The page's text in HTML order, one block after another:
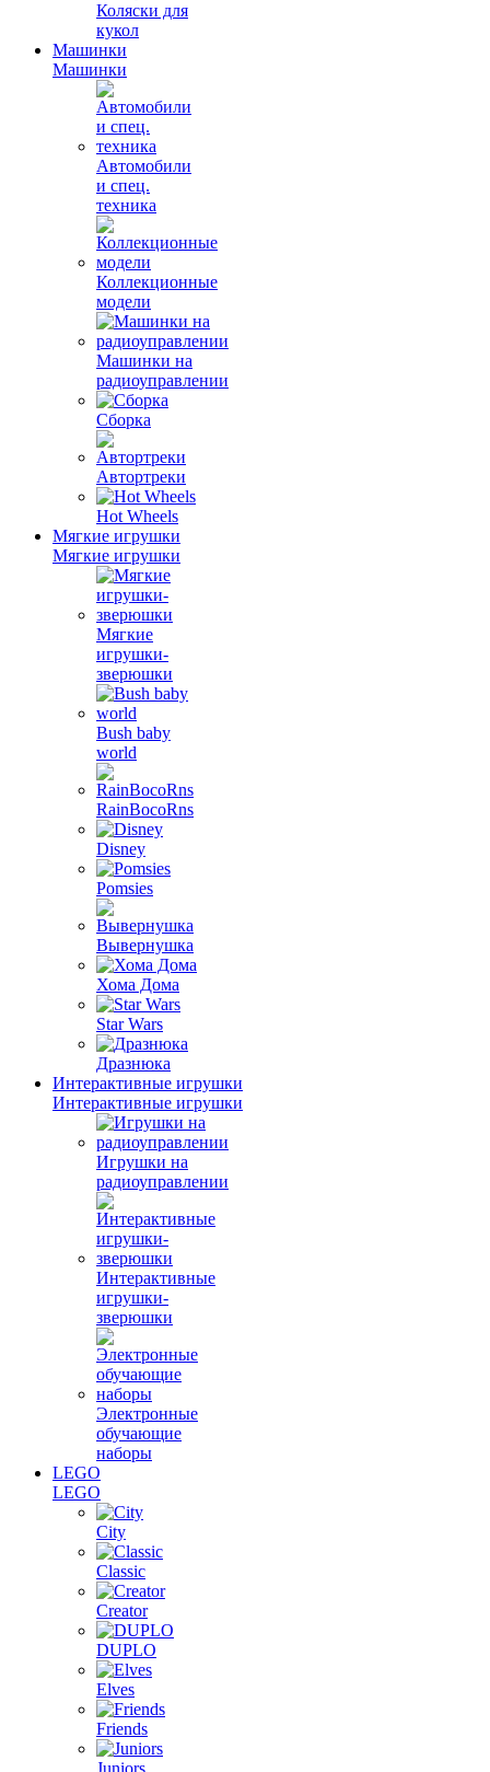
Коляски для
кукол
Машинки
Машинки
Автомобили
и спец.
техника
Коллекционные
модели
Машинки на
радиоуправлении
Сборка
Автортреки
Hot Wheels
Мягкие игрушки
Мягкие игрушки
Мягкие
игрушки-
зверюшки
Bush baby
world
RainBocoRns
Disney
Pomsies
Вывернушка
Хома Дома
Star Wars
Дразнюка
Интерактивные игрушки
Интерактивные игрушки
Игрушки на
радиоуправлении
Интерактивные
игрушки-
зверюшки
Электронные
обучающие
наборы
LEGO
LEGO
City
Classic
Creator
DUPLO
Elves
Friends
Juniors